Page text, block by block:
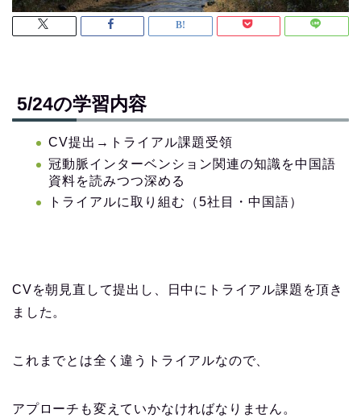
5/24の学習内容
CV提出→トライアル課題受領
冠動脈インターベンション関連の知識を中国語
資料を読みつつ深める
トライアルに取り組む（5社目・中国語）
CVを朝見直して提出し、日中にトライアル課題を頂き
ました。
これまでとは全く違うトライアルなので、
アプローチも変えていかなければなりません。